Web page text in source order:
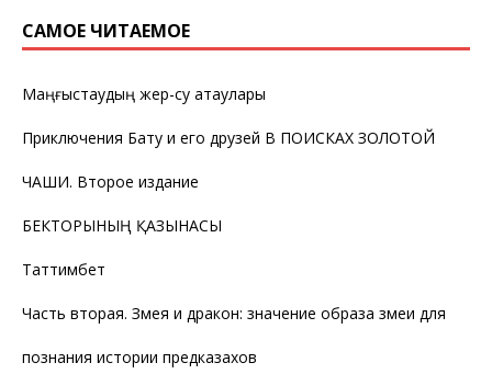
САМОЕ ЧИТАЕМОЕ
Маңғыстаудың жер-су атаулары
Приключения Бату и его друзей В ПОИСКАХ ЗОЛОТОЙ
ЧАШИ. Второе издание
БЕКТОРЫНЫҢ ҚАЗЫНАСЫ
Таттимбет
Часть вторая. Змея и дракон: значение образа змеи для
познания истории предказахов